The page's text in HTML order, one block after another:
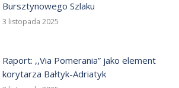
Bursztynowego Szlaku
3 listopada 2025
Raport: ,,Via Pomerania” jako element
korytarza Bałtyk-Adriatyk